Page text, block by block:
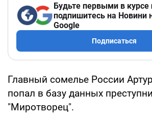
Будьте первыми в курсе
подпишитесь на Новини
Google
Подписаться
Главный сомелье России
попал в базу данных
"Миротворец".